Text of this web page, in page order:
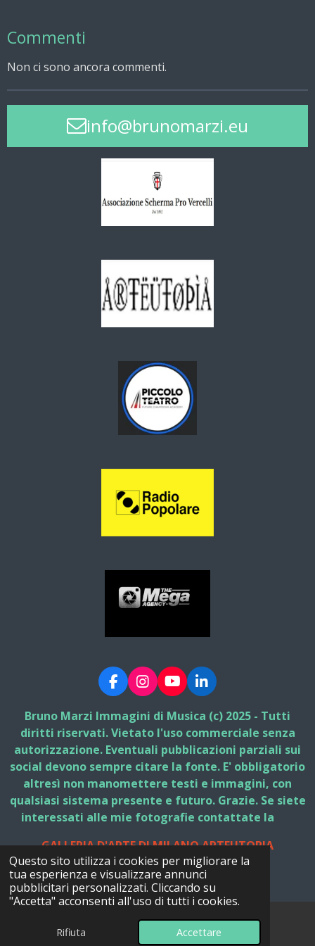
Questo sito utilizza i cookies per migliorare la
tua esperienza e visualizzare annunci
pubblicitari personalizzati. Cliccando su
"Accetta" acconsenti all'uso di tutti i cookies.
Rifiuta Accettare
Commenti
Non ci sono ancora commenti.
info@brunomarzi.eu
F
a
c
e
b
o
o
k
I
n
s
t
a
g
r
a
m
Y
o
u
T
u
b
e
L
i
n
k
e
d
I
n
Bruno Marzi Immagini di Musica (c) 2025 - Tutti
diritti riservati. Vietato l'uso commerciale senza
autorizzazione. Eventuali pubblicazioni parziali sui
social devono sempre citare la fonte. E' obbligatorio
altresì non manomettere testi e immagini, con
qualsiasi sistema presente e futuro. Grazie. Se siete
interessati alle mie fotografie contattate la
GALLERIA D'ARTE DI MILANO ARTEUTOPIA
© 2025 - 2026 Bruno Marzi Immagini di Musica
Fornito daWebador
Email Facebook